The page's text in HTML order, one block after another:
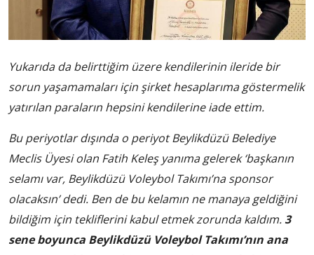
Yukarıda da belirttiğim üzere kendilerinin ileride bir
sorun yaşamamaları için şirket hesaplarıma göstermelik
yatırılan paraların hepsini kendilerine iade ettim.
Bu periyotlar dışında o periyot Beylikdüzü Belediye
Meclis Üyesi olan Fatih Keleş yanıma gelerek ‘başkanın
selamı var, Beylikdüzü Voleybol Takımı’na sponsor
olacaksın’ dedi. Ben de bu kelamın ne manaya geldiğini
bildiğim için tekliflerini kabul etmek zorunda kaldım.3
sene boyunca Beylikdüzü Voleybol Takımı’nın ana